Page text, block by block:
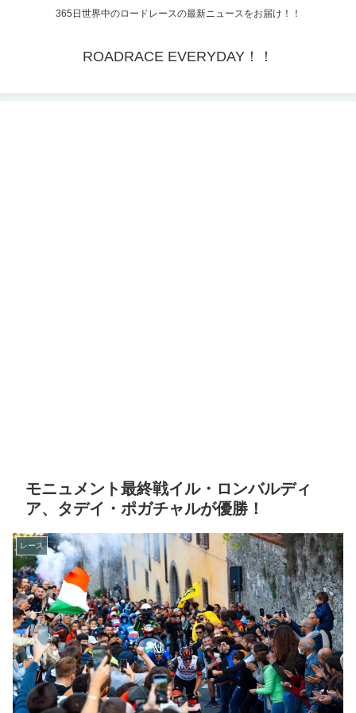
365日世界中のロードレースの最新ニュースをお届け！！
ROADRACE EVERYDAY！！
モニュメント最終戦イル・ロンバルディ
ア、タデイ・ポガチャルが優勝！
レース